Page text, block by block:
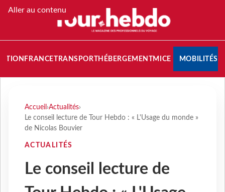
Aller au contenu
FRANCETRANSPORT HÉBERGEMENTMICE MOBILITÉS
Accueil ›Actualités›
Le conseil lecture de Tour Hebdo : « L'Usage du monde »
de Nicolas Bouvier
ACTUALITÉS
Le conseil lecture de